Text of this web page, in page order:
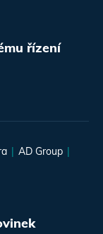
řízení
AD Group